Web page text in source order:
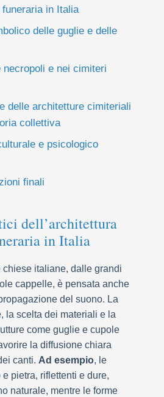
in Italia
delle guglie e delle
necropoli e nei cimiteri
delle architetture cimiteriali
collettiva
e psicologico
finali
dell’architettura
in Italia
chiese italiane, dalle grandi
cappelle, è pensata anche
del suono. La
la scelta dei materiali e la
come guglie e cupole
la diffusione chiara
canti. Ad esempio, le
pietra, riflettenti e dure,
naturale, mentre le forme